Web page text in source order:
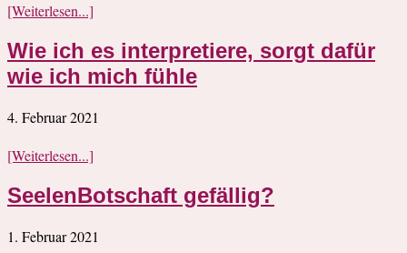
[Weiterlesen...]
Wie ich es interpretiere, sorgt dafür
wie ich mich fühle
4. Februar 2021
[Weiterlesen...]
SeelenBotschaft gefällig?
1. Februar 2021